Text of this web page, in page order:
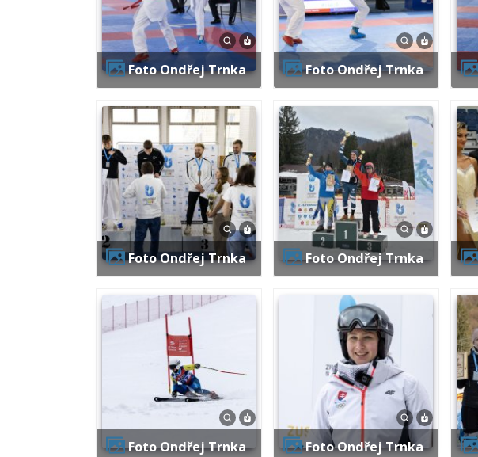
Foto Ondřej Trnka Foto Ondřej Trnka
Foto Ondřej Trnka Foto Ondřej Trnka
Foto Ondřej Trnka Foto Ondřej Trnka